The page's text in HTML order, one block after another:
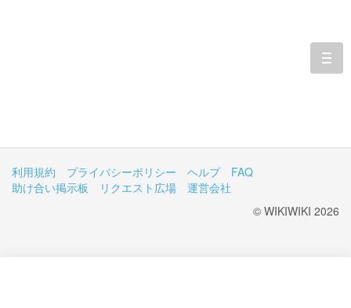
利用規約 プライバシーポリシー ヘルプ
FAQ
助け合い掲示板
リクエスト広場
運営会社
© WIKIWIKI 2026